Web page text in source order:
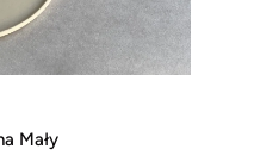
Mały